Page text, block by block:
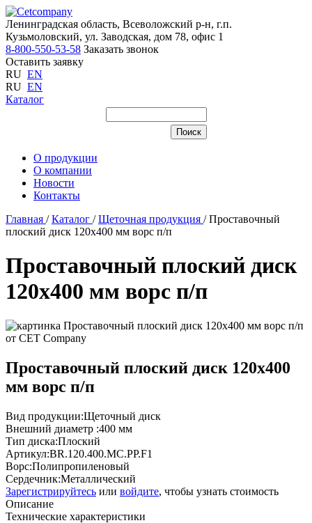
Ленинградская область, Всеволожский р-н, г.п.
Кузьмоловский, ул. Заводская, дом 78, офис 1
8-800-550-53-58 Заказать звонок
Оставить заявку
RU EN
RU EN
Каталог
О продукции
О компании
Новости
Контакты
Главная /Каталог /Щеточная продукция /Проставочный
плоский диск 120х400 мм ворс п/п
Проставочный плоский диск
120х400 мм ворс п/п
Проставочный плоский диск 120х400
мм ворс п/п
Вид продукции:Щеточный диск
Внешний диаметр :400 мм
Тип диска:Плоский
Артикул:BR.120.400.MC.PP.F1
Ворс:Полипропиленовый
Сердечник:Металлический
Зарегистрируйтесь или войдите, чтобы узнать стоимость
Описание
Технические характеристики